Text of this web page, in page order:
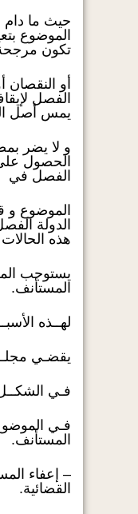
حيث ما دام
الموضوع
تكون مرجحة
أو النقصان
الفصل
يمس أصل
و لا يضر
الحصول
الفصل في
الموضوع
الدولة
هذه
يستوجب
المستأنف.
لهــذه
يقضـي
فـي
فـي
المستأنف.
– إعفاء
القضائية.